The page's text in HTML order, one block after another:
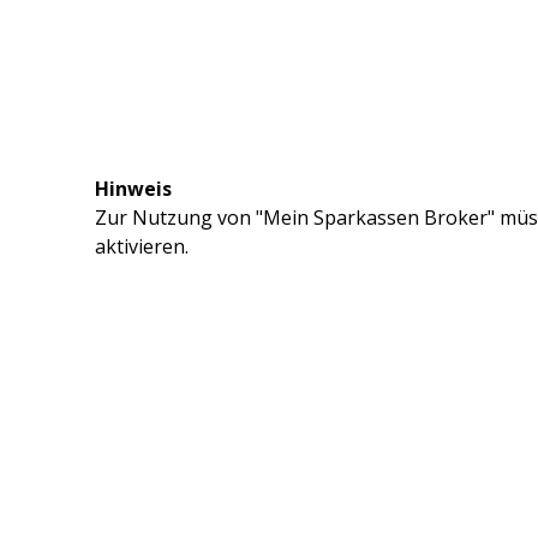
Hinweis
Zur Nutzung von "Mein Sparkassen Broker"
aktivieren.